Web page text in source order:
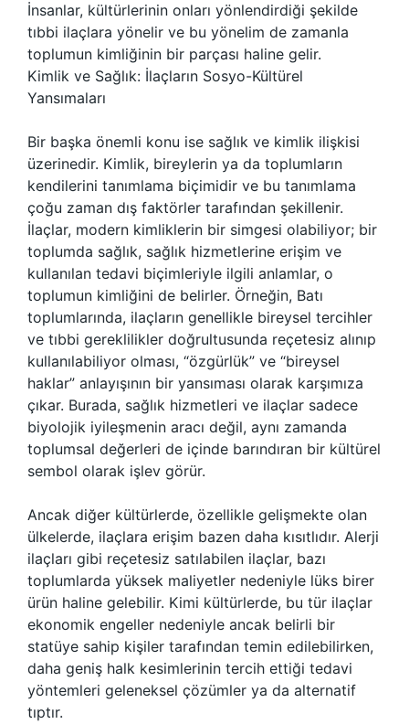
İnsanlar, kültürlerinin onları yönlendirdiği şekilde
tıbbi ilaçlara yönelir ve bu yönelim de zamanla
toplumun kimliğinin bir parçası haline gelir.
Kimlik ve Sağlık: İlaçların Sosyo-Kültürel
Yansımaları
Bir başka önemli konu ise sağlık ve kimlik ilişkisi
üzerinedir. Kimlik, bireylerin ya da toplumların
kendilerini tanımlama biçimidir ve bu tanımlama
çoğu zaman dış faktörler tarafından şekillenir.
İlaçlar, modern kimliklerin bir simgesi olabiliyor; bir
toplumda sağlık, sağlık hizmetlerine erişim ve
kullanılan tedavi biçimleriyle ilgili anlamlar, o
toplumun kimliğini de belirler. Örneğin, Batı
toplumlarında, ilaçların genellikle bireysel tercihler
ve tıbbi gereklilikler doğrultusunda reçetesiz alınıp
kullanılabiliyor olması, “özgürlük” ve “bireysel
haklar” anlayışının bir yansıması olarak karşımıza
çıkar. Burada, sağlık hizmetleri ve ilaçlar sadece
biyolojik iyileşmenin aracı değil, aynı zamanda
toplumsal değerleri de içinde barındıran bir kültürel
sembol olarak işlev görür.
Ancak diğer kültürlerde, özellikle gelişmekte olan
ülkelerde, ilaçlara erişim bazen daha kısıtlıdır. Alerji
ilaçları gibi reçetesiz satılabilen ilaçlar, bazı
toplumlarda yüksek maliyetler nedeniyle lüks birer
ürün haline gelebilir. Kimi kültürlerde, bu tür ilaçlar
ekonomik engeller nedeniyle ancak belirli bir
statüye sahip kişiler tarafından temin edilebilirken,
daha geniş halk kesimlerinin tercih ettiği tedavi
yöntemleri geleneksel çözümler ya da alternatif
tıptır.